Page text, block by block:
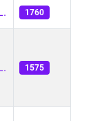
1760
1575